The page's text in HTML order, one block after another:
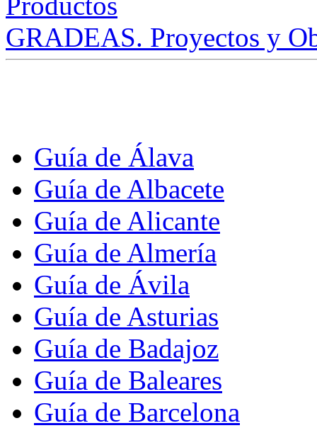
GRADEAS. Proyectos y
Guía de Álava
Guía de Albacete
Guía de Alicante
Guía de Almería
Guía de Ávila
Guía de Asturias
Guía de Badajoz
Guía de Baleares
Guía de Barcelona